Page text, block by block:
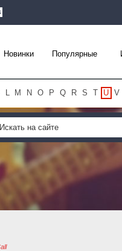
Новинки Популярные
L M N O P Q R S T U V